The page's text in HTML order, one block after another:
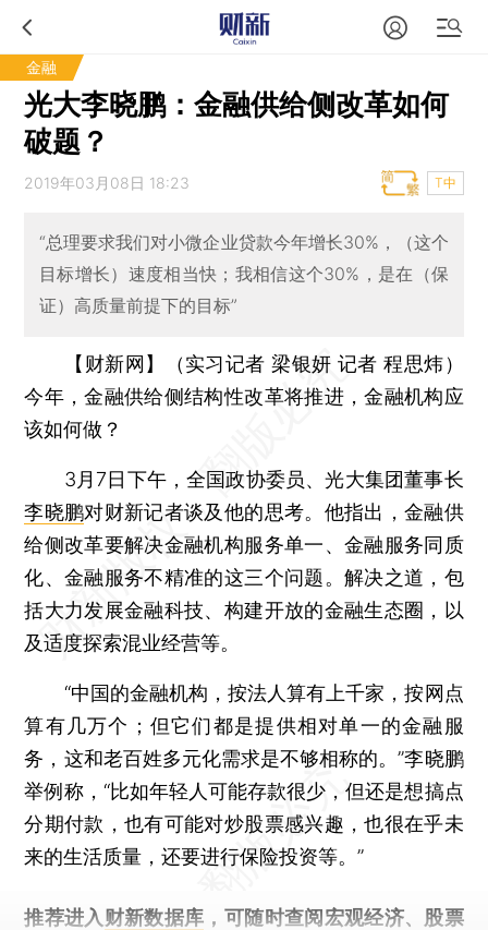
金融
光大李晓鹏：金融供给侧改革如何
破题？
2019年03月08日 18:23 T中
“总理要求我们对小微企业贷款今年增长30%，（这个
目标增长）速度相当快；我相信这个30%，是在（保
证）高质量前提下的目标”
【财新网】（实习记者 梁银妍 记者 程思炜）
今年，金融供给侧结构性改革将推进，金融机构应
该如何做？
3月7日下午，全国政协委员、光大集团董事长
李晓鹏对财新记者谈及他的思考。他指出，金融供
给侧改革要解决金融机构服务单一、金融服务同质
化、金融服务不精准的这三个问题。解决之道，包
括大力发展金融科技、构建开放的金融生态圈，以
及适度探索混业经营等。
“中国的金融机构，按法人算有上千家，按网点
算有几万个；但它们都是提供相对单一的金融服
务，这和老百姓多元化需求是不够相称的。”李晓鹏
举例称，“比如年轻人可能存款很少，但还是想搞点
分期付款，也有可能对炒股票感兴趣，也很在乎未
来的生活质量，还要进行保险投资等。”
推荐进入 财新数据库 ，可随时查阅宏观经济、股票